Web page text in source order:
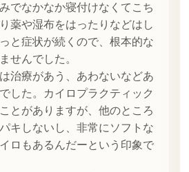
でなかなか寝付けなくてこち
薬や湿布をはったりなどはし
と症状が続くので、根本的な
せんでした。
治療があう、あわないなどあ
した。カイロプラクティック
とがありますが、他のところ
キしないし、非常にソフトな
ロもあるんだーという印象で